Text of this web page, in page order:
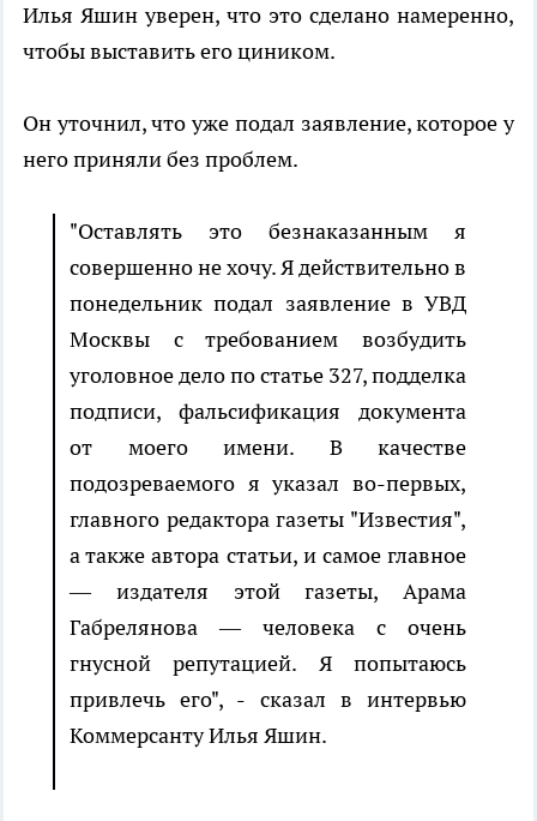
Илья Яшин уверен, что это сделано намеренно,
чтобы выставить его циником.
Он уточнил, что уже подал заявление, которое у
него приняли без проблем.
"Оставлять это безнаказанным я
совершенно не хочу. Я действительно в
понедельник подал заявление в УВД
Москвы с требованием возбудить
уголовное дело по статье 327, подделка
подписи, фальсификация документа
от моего имени. В качестве
подозреваемого я указал во-первых,
главного редактора газеты "Известия",
а также автора статьи, и самое главное
— издателя этой газеты, Арама
Габрелянова — человека с очень
гнусной репутацией. Я попытаюсь
привлечь его", - сказал в интервью
Коммерсанту Илья Яшин.